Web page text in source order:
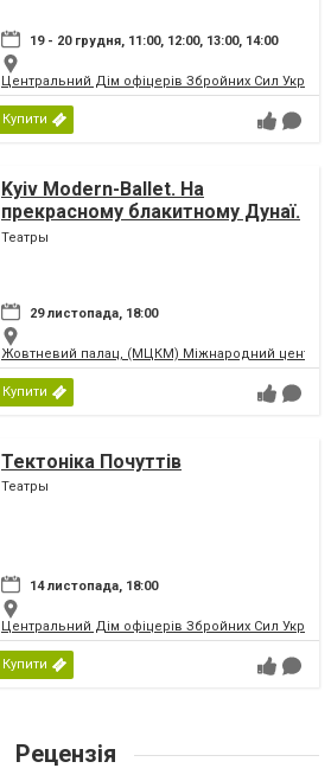
19 - 20 грудня, 11:00, 12:00, 13:00, 14:00
Центральний Дім офіцерів Збройних Сил
Купити
Kyiv Modern-Ballet. На
прекрасному блакитному Дунаї.
Раду Поклітару
Театры
29 листопада, 18:00
Жовтневий палац, (МЦКМ) Міжнародний центр
Купити
Тектоніка Почуттів
Театры
14 листопада, 18:00
Центральний Дім офіцерів Збройних Сил
Купити
Рецензія